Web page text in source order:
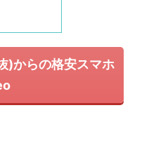
)からの格安スマホ